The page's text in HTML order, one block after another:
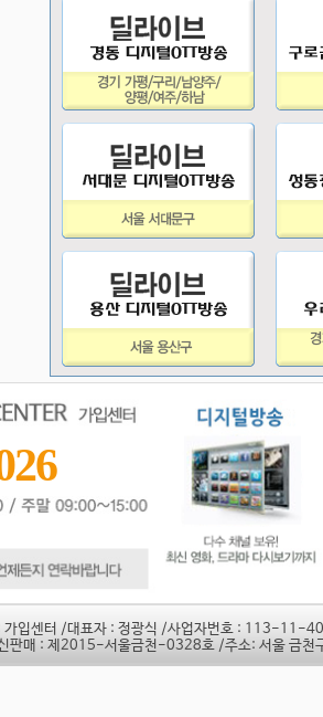
가입센터 /대표자 : 정광식 /사업자번호 : 113-11-
판매 : 제2015-서울금천-0328호 /주소: 서울 금천